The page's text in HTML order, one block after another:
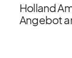
Holland
Angebot